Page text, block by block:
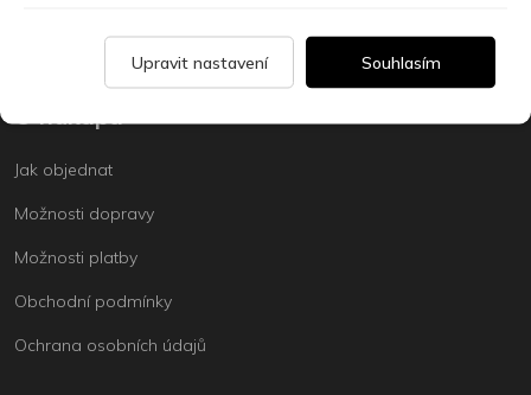
O nákupu
Jak objednat
Možnosti dopravy
Možnosti platby
Obchodní podmínky
Ochrana osobních údajů
Upravit nastavení Souhlasím